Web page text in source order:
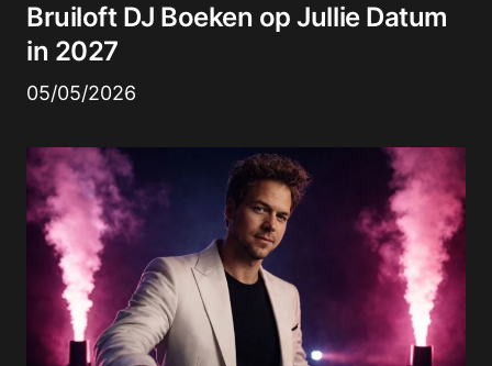
Bruiloft DJ Boeken op Jullie Datum
in 2027
05/05/2026